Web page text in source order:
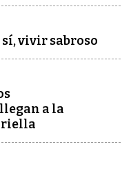
vivir sabroso
a la